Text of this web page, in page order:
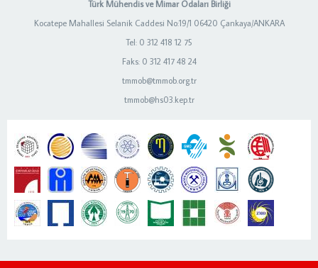
Türk Mühendis ve Mimar Odaları Birliği
Kocatepe Mahallesi Selanik Caddesi No:19/1 06420 Çankaya/ANKARA
Tel: 0 312 418 12 75
Faks: 0 312 417 48 24
tmmob@tmmob.org.tr
tmmob@hs03.kep.tr